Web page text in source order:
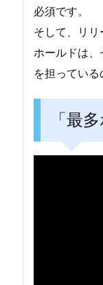
必須です。
そして、リリ
ホールドは
を担っている
「最